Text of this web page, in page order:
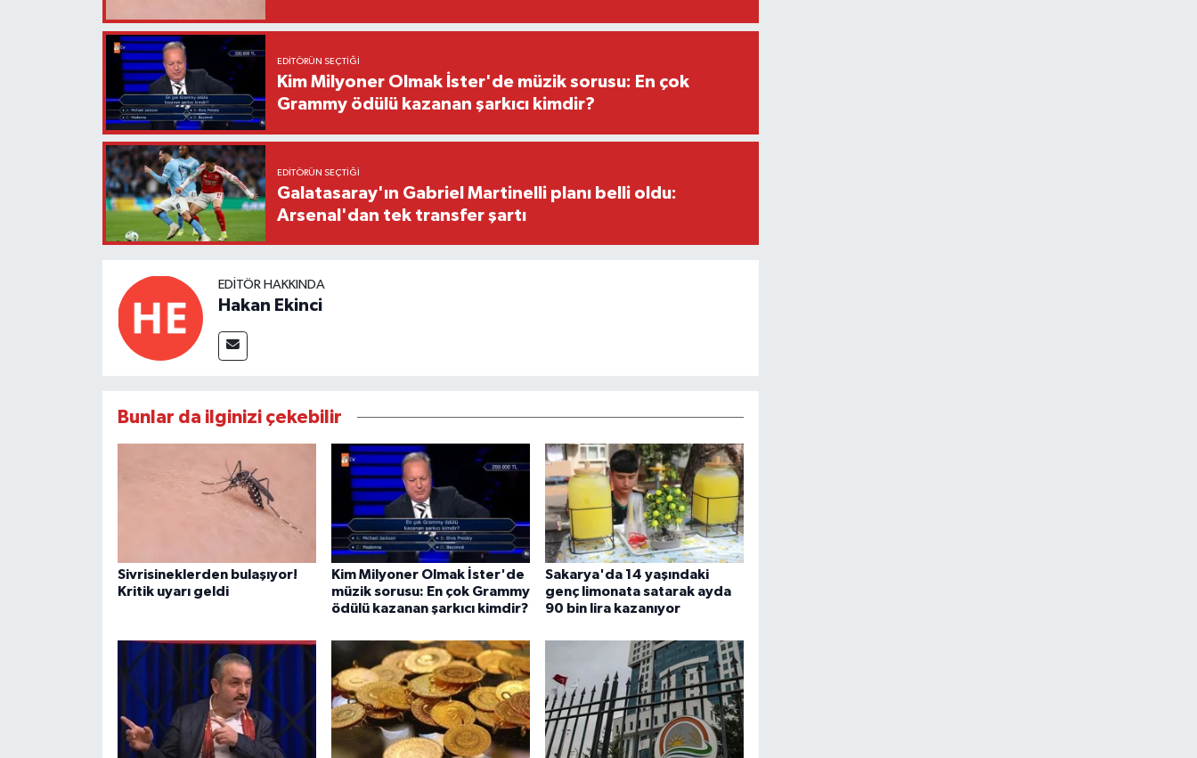
EDITÖRÜN SEÇTIĞI
Kim Milyoner Olmak İster'de müzik sorusu: En çok
Grammy ödülü kazanan şarkıcı kimdir?
EDITÖRÜN SEÇTIĞI
Galatasaray'ın Gabriel Martinelli planı belli oldu:
Arsenal'dan tek transfer şartı
EDITÖR HAKKINDA
Hakan Ekinci
Bunlar da ilginizi çekebilir
Sivrisineklerden bulaşıyor!
Kritik uyarı geldi
Kim Milyoner Olmak İster'de
müzik sorusu: En çok Grammy
ödülü kazanan şarkıcı kimdir?
Sakarya'da 14 yaşındaki
genç limonata satarak ayda
90 bin lira kazanıyor